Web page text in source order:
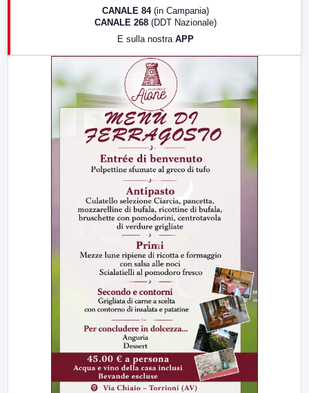
CANALE 84 (in Campania)
CANALE 268 (DDT Nazionale)
E sulla nostra APP